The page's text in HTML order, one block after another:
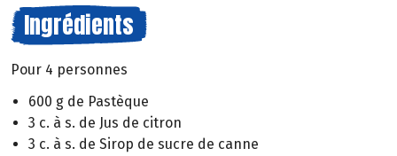
Ingrédients
Pour 4 personnes
600 g de Pastèque
3 c. à s. de Jus de citron
3 c. à s. de Sirop de sucre de canne